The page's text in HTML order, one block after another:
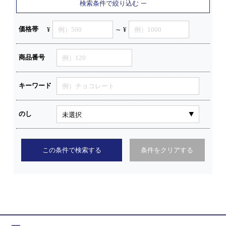
検索条件で絞り込む
価格帯 ¥ ～ ¥
商品番号
キーワード
のし
この条件で検索する 条件をクリアする